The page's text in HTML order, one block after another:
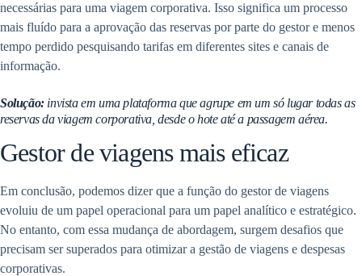
necessárias para uma viagem corporativa. Isso significa um processo
mais fluído para a aprovação das reservas por parte do gestor e menos
tempo perdido pesquisando tarifas em diferentes sites e canais de
informação.
Solução: invista em uma plataforma que agrupe em um só lugar todas as
reservas da viagem corporativa, desde o hote até a passagem aérea.
Gestor de viagens mais eficaz
Em conclusão, podemos dizer que a função do gestor de viagens
evoluiu de um papel operacional para um papel analítico e estratégico.
No entanto, com essa mudança de abordagem, surgem desafios que
precisam ser superados para otimizar a gestão de viagens e despesas
corporativas.